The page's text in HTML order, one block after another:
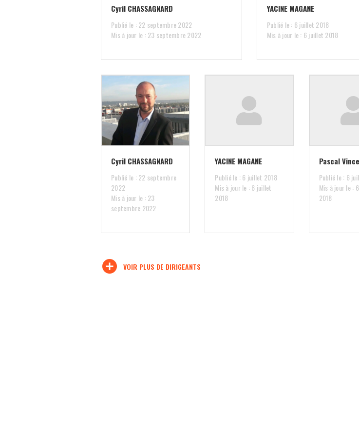
Cyril CHASSAGNARD
Publié le : 22 septembre 2022
Mis à jour le : 23 septembre 2022
YACINE MAGANE
Publié le : 6 juillet 2018
Mis à jour le : 6 juillet 2018
Cyril CHASSAGNARD
Publié le : 22 septembre
2022
Mis à jour le : 23
septembre 2022
YACINE MAGANE
Publié le : 6 juillet 2018
Mis à jour le : 6 juillet
2018
Pascal
Publié le : 6
Mis à jour le :
2018
add_circle VOIR PLUS DE DIRIGEANTS